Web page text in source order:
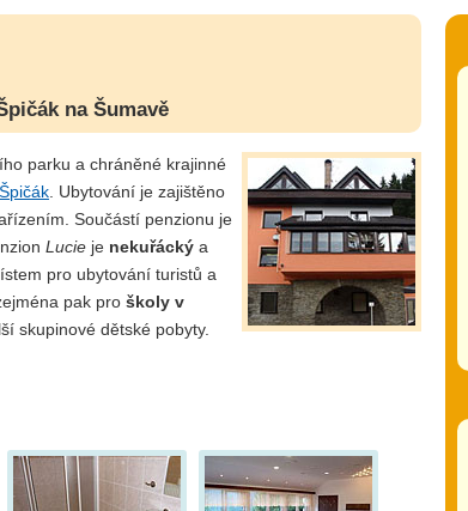
na Šumavě
parku a chráněné krajinné
Špičák . Ubytování je zajištěno
Součástí penzionu je
Lucie je nekuřácký a
pro ubytování turistů a
pak pro školy v
skupinové dětské pobyty.